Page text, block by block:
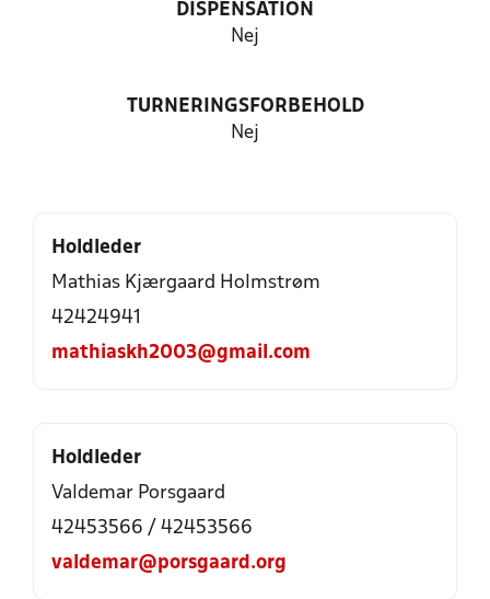
DISPENSATION
Nej
TURNERINGSFORBEHOLD
Nej
Holdleder
Mathias Kjærgaard Holmstrøm
42424941
mathiaskh2003@gmail.com
Holdleder
Valdemar Porsgaard
42453566 / 42453566
valdemar@porsgaard.org